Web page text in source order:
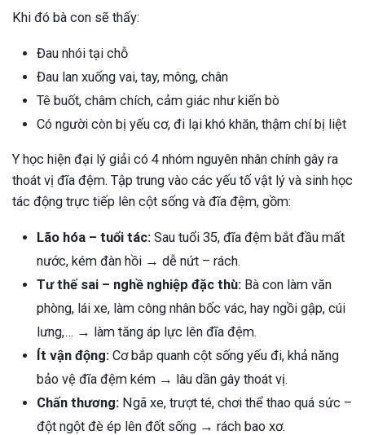
của chị em trở nên khô...
Khi đó bà con sẽ thấy:
Đau nhói tại chỗ
Đau lan xuống vai, tay, mông, chân
Tê buốt, châm chích, cảm giác như kiến bò
Có người còn bị yếu cơ, đi lại khó khăn, thậm chí bị liệt
Y học hiện đại lý giải có 4 nhóm nguyên nhân chính gây ra
thoát vị đĩa đệm. Tập trung vào các yếu tố vật lý và sinh học
tác động trực tiếp lên cột sống và đĩa đệm, gồm:
Lão hóa – tuổi tác: Sau tuổi 35, đĩa đệm bắt đầu mất
nước, kém đàn hồi → dễ nứt – rách.
Tư thế sai – nghề nghiệp đặc thù: Bà con làm văn
phòng, lái xe, làm công nhân bốc vác, hay ngồi gập, cúi
lưng,… → làm tăng áp lực lên đĩa đệm.
Ít vận động: Cơ bắp quanh cột sống yếu đi, khả năng
bảo vệ đĩa đệm kém → lâu dần gây thoát vị.
Chấn thương: Ngã xe, trượt té, chơi thể thao quá sức –
đột ngột đè ép lên đốt sống → rách bao xơ.